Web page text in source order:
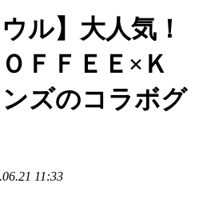
ル】大人気！
ＦＦＥＥ×Ｋ
ズのコラボグ
11:33